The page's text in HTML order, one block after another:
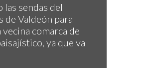
sendas del
de Valdeón para
comarca de
ya que va